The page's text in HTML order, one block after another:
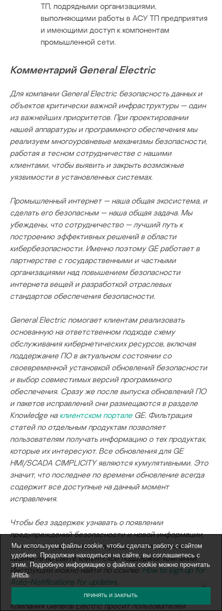
ТП, подрядными организациями,
выполняющими работы в АСУ ТП предприятия
и имеющими доступ к компонентам
промышленной сети.
Комментарий General Electric
Для компании General Electric безопасность данных и
объектов критически важной инфраструктуры — один
из важнейших приоритетов. При проектировании
нашей аппаратуры и программного обеспечения мы
реализуем многоуровневые механизмы безопасности,
работая в тесном сотрудничестве с нашими
клиентами, чтобы выявить и закрыть возможные
уязвимости в установленных системах.
Промышленный интернет — наша общая экосистема, и
сделать его безопасным — наша общая задача. Мы
убеждены, что сотрудничество — лучший путь к
построению эффективных решений в области
кибербезопасности. Именно поэтому GE работает в
партнерстве с государственными и частными
организациями над повышением безопасности
интернета вещей и разработкой отраслевых
стандартов обеспечения безопасности.
General Electric помогает клиентам реализовать
основанную на ответственном подходе схему
обслуживания кибернетических ресурсов, включая
поддержание ПО в актуальном состоянии со
своевременной установкой обновлений безопасности
и выбор совместимых версий программного
обеспечения. Сразу же после выпуска обновлений ПО
и пакетов исправлений они размещаются в разделе
Knowledge на клиентском порталеGE. Фильтрация
статей по отдельным продуктам позволяет
пользователям получать информацию о тех продуктах,
которые их интересуют. Все обновления для GE
HMI/SCADA CIMPLICITY являются кумулятивными. Это
значит, что последнее по времени обновление всегда
содержит все доступные на данный момент
исправления.
Чтобы без задержек узнавать о появлении
предупреждений безопасности и новой информации,
вы можете подписаться на уведомления в личном
кабинете на сайте клиентской поддержки компании.
Инструкции можно найти по ссылке:How to sign up for
Auto-Notifications for updates.
Компания General Electric просит пользователей
Мы используем файлы cookie, чтобы сделать работу с сайтом
удобнее. Продолжая находиться на сайте, вы соглашаетесь с
этим. Подробную информацию о файлах cookie можно прочитать
здесь.
ПРИНЯТЬ И ЗАКРЫТЬ